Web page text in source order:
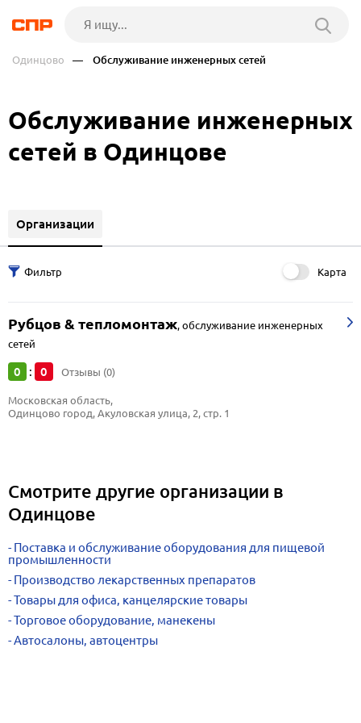
Одинцово — Обслуживание инженерных сетей
Обслуживание инженерных
сетей в Одинцове
Организации
Карта
Рубцов & тепломонтаж,обслуживание инженерных
сетей
0 : 0 Отзывы (0)
Московская область,
Одинцово город, Акуловская улица, 2, стр. 1
Смотрите другие организации в
Одинцове
Поставка и обслуживание оборудования для пищевой
промышленности
Производство лекарственных препаратов
Товары для офиса, канцелярские товары
Торговое оборудование, манекены
Автосалоны, автоцентры